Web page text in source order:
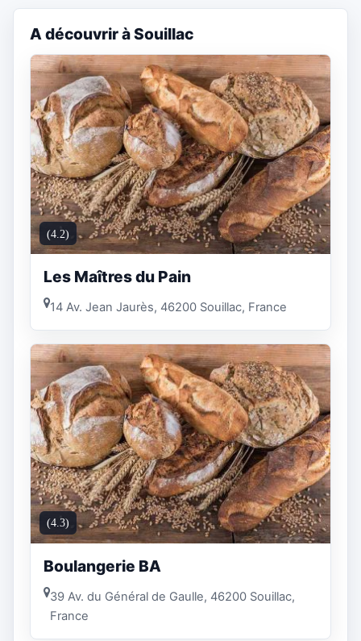
A découvrir à Souillac
(4.2)
Les Maîtres du Pain
14 Av. Jean Jaurès, 46200 Souillac, France
(4.3)
Boulangerie BA
39 Av. du Général de Gaulle, 46200 Souillac,
France